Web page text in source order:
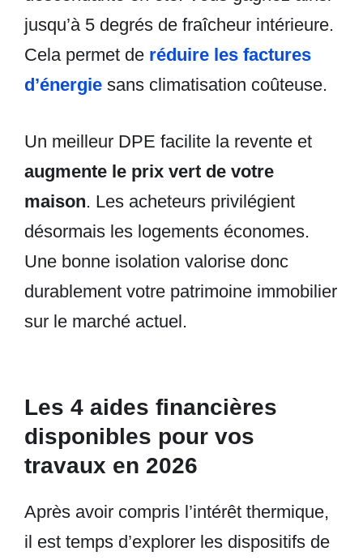
jusqu’à 5 degrés de fraîcheur intérieure.
Cela permet de réduire les factures
d’énergie sans climatisation coûteuse.
Un meilleur DPE facilite la revente et
augmente le prix vert de votre
maison. Les acheteurs privilégient
désormais les logements économes.
Une bonne isolation valorise donc
durablement votre patrimoine immobilier
sur le marché actuel.
Les 4 aides financières
disponibles pour vos
travaux en 2026
Après avoir compris l’intérêt thermique,
il est temps d’explorer les dispositifs de